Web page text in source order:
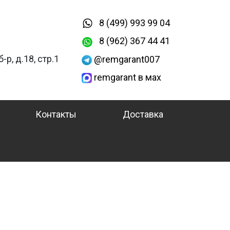
р, д.18, стр.1
8 (499) 993 99 04
8 (962) 367 44 41
@remgarant007
remgarant в мах
Контакты Доставка